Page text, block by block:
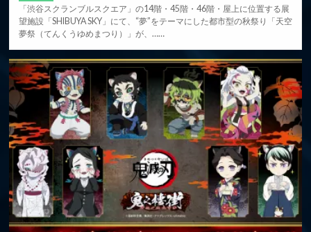
「渋谷スクランブルスクエア」の14階・45階・46階・屋上に位置する展
望施設「SHIBUYA SKY」にて、“夢”をテーマにした都市型の秋祭り「天空
夢祭（てんくうゆめまつり）」が、……